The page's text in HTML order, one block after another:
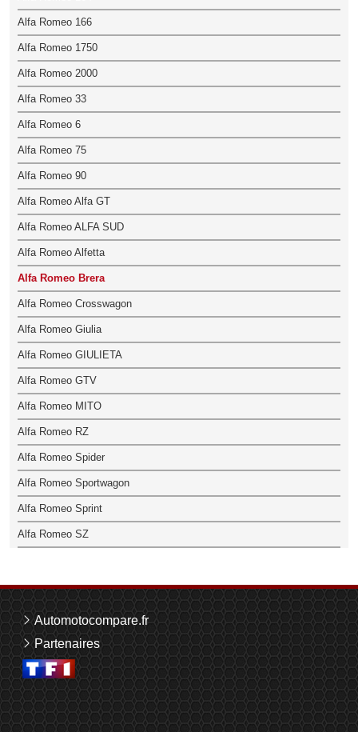
Alfa Romeo 166
Alfa Romeo 1750
Alfa Romeo 2000
Alfa Romeo 33
Alfa Romeo 6
Alfa Romeo 75
Alfa Romeo 90
Alfa Romeo Alfa GT
Alfa Romeo ALFA SUD
Alfa Romeo Alfetta
Alfa Romeo Brera
Alfa Romeo Crosswagon
Alfa Romeo Giulia
Alfa Romeo GIULIETA
Alfa Romeo GTV
Alfa Romeo MITO
Alfa Romeo RZ
Alfa Romeo Spider
Alfa Romeo Sportwagon
Alfa Romeo Sprint
Alfa Romeo SZ
Automotocompare.fr
Partenaires